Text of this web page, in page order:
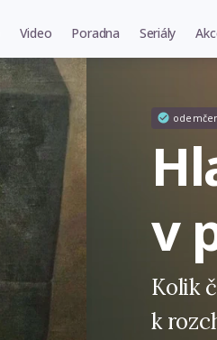
Video Poradna Seriály
v
Kolik
k